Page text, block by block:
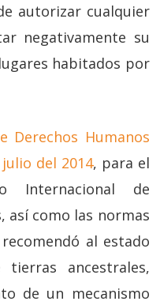
autorizar cualquier
negativamente su
habitados por
Derechos Humanos
del 2014, para el
Internacional de
así como las normas
al estado
ancestrales,
de un mecanismo